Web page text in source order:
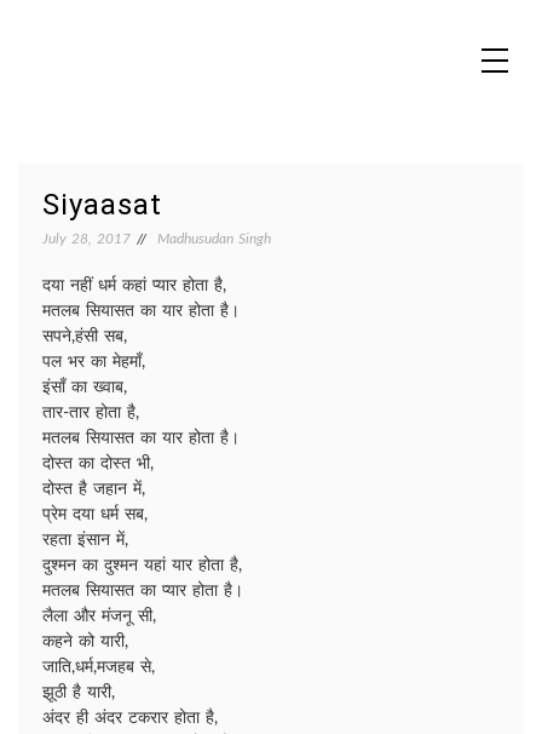
Siyaasat
July 28, 2017 Madhusudan Singh
दया नहीं धर्म कहां प्यार होता है,
मतलब सियासत का यार होता है।
सपने,हंसी सब,
पल भर का मेहमाँ,
इंसाँ का ख्वाब,
तार-तार होता है,
मतलब सियासत का यार होता है।
दोस्त का दोस्त भी,
दोस्त है जहान में,
प्रेम दया धर्म सब,
रहता इंसान में,
दुश्मन का दुश्मन यहां यार होता है,
मतलब सियासत का प्यार होता है।
लैला और मंजनू सी,
कहने को यारी,
जाति,धर्म,मजहब से,
झूठी है यारी,
अंदर ही अंदर टकरार होता है,